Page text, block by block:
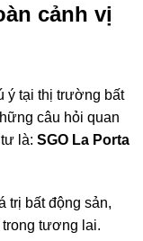
cảnh vị
ý tại thị trường bất
câu hỏi quan
là: SGO La Porta
trị bất động sản,
trong tương lai.